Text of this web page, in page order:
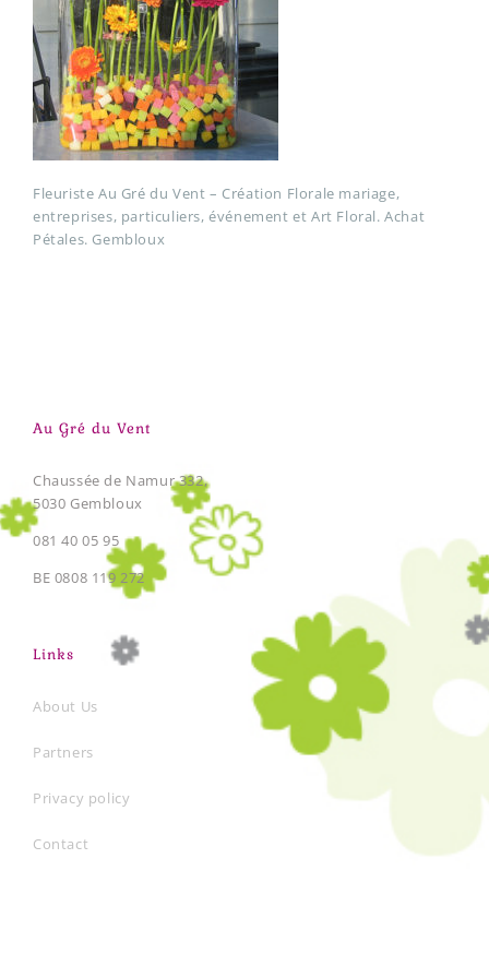
Fleuriste Au Gré du Vent – Création Florale mariage,
entreprises, particuliers, événement et Art Floral. Achat
Pétales. Gembloux
Au Gré du Vent
Chaussée de Namur 332,
5030 Gembloux
081 40 05 95
BE 0808 119 272
Links
About Us
Partners
Privacy policy
Contact